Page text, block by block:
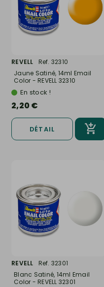
REVELL
Ref. 32310
Jaune Satiné, 14ml Email
Color - REVELL 32310
En stock !
2,20 €
DÉTAIL
REVELL
Ref. 32301
Blanc Satiné, 14ml Email
Color - REVELL 32301